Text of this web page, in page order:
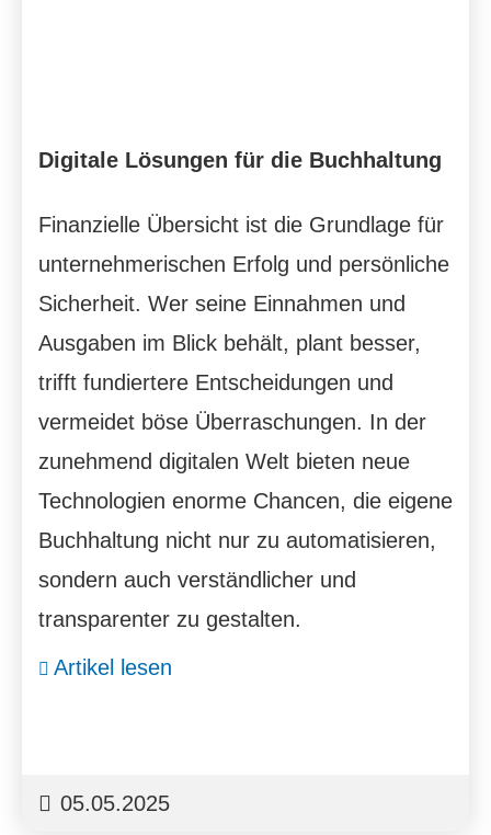
Digitale Lösungen für die Buchhaltung
Finanzielle Übersicht ist die Grundlage für
unternehmerischen Erfolg und persönliche
Sicherheit. Wer seine Einnahmen und
Ausgaben im Blick behält, plant besser,
trifft fundiertere Entscheidungen und
vermeidet böse Überraschungen. In der
zunehmend digitalen Welt bieten neue
Technologien enorme Chancen, die eigene
Buchhaltung nicht nur zu automatisieren,
sondern auch verständlicher und
transparenter zu gestalten.
Artikel lesen
05.05.2025